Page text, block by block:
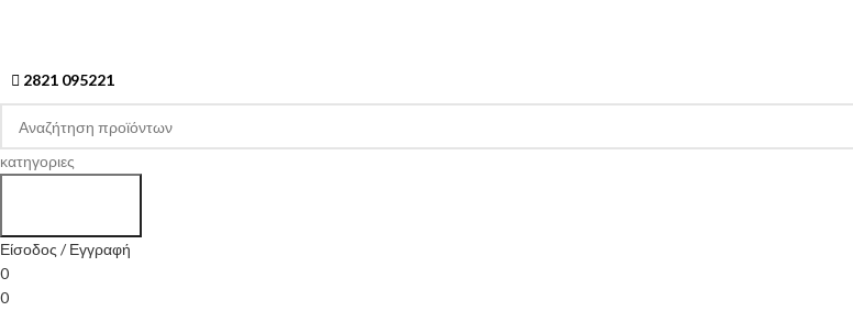
2821 095221
κατηγοριες
Είσοδος / Εγγραφή
0
0